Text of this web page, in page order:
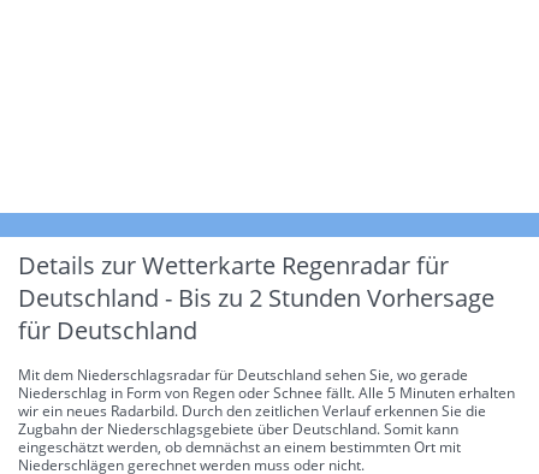
Details zur Wetterkarte Regenradar für
Deutschland - Bis zu 2 Stunden Vorhersage
für Deutschland
Mit dem Niederschlagsradar für Deutschland sehen Sie, wo gerade
Niederschlag in Form von Regen oder Schnee fällt. Alle 5 Minuten erhalten
wir ein neues Radarbild. Durch den zeitlichen Verlauf erkennen Sie die
Zugbahn der Niederschlagsgebiete über Deutschland. Somit kann
eingeschätzt werden, ob demnächst an einem bestimmten Ort mit
Niederschlägen gerechnet werden muss oder nicht.